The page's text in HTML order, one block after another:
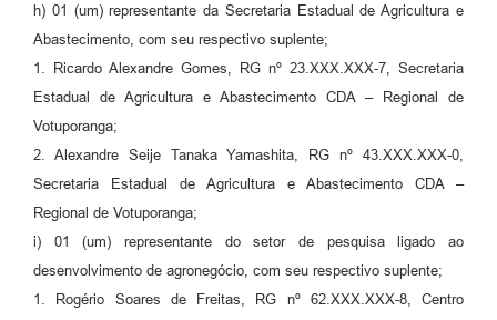
h) 01 (um) representante da Secretaria Estadual de Agricultura e
Abastecimento, com seu respectivo suplente;
1. Ricardo Alexandre Gomes, RG nº 23.XXX.XXX-7, Secretaria
Estadual de Agricultura e Abastecimento CDA – Regional de
Votuporanga;
2. Alexandre Seije Tanaka Yamashita, RG nº 43.XXX.XXX-0,
Secretaria Estadual de Agricultura e Abastecimento CDA –
Regional de Votuporanga;
i) 01 (um) representante do setor de pesquisa ligado ao
desenvolvimento de agronegócio, com seu respectivo suplente;
1. Rogério Soares de Freitas, RG nº 62.XXX.XXX-8, Centro